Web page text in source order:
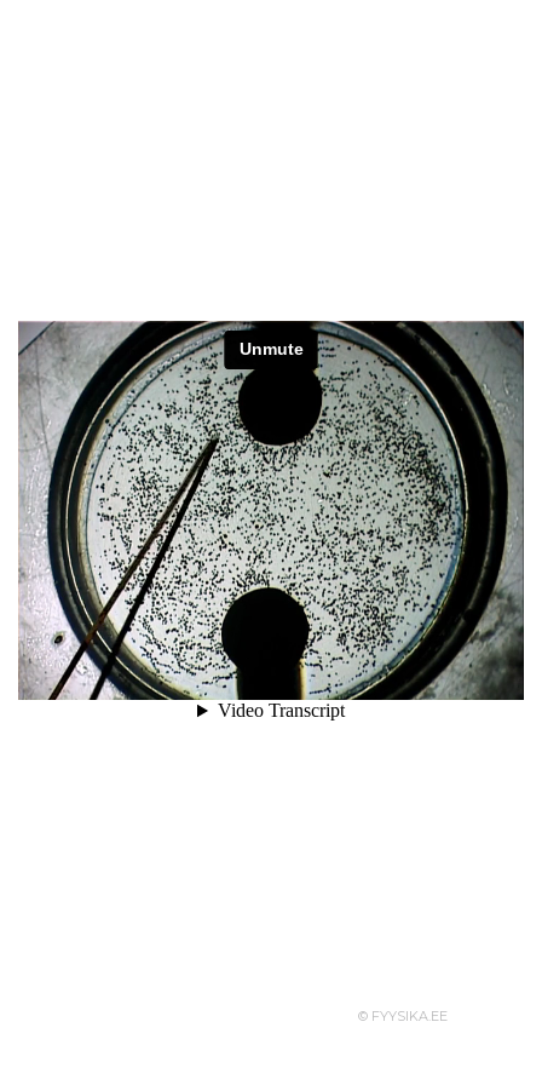
© FYYSIKA.EE